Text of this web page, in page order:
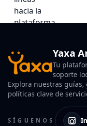
Yaxa
Tu
soporte
Explora nuestras
políticas clave de
SÍGUENOS